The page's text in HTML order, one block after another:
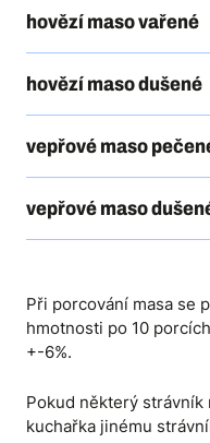
hovězí maso vařené
hovězí maso dušené
vepřové maso
vepřové maso
Při porcování masa se
hmotnosti po 10
+-6%.
Pokud některý
kuchařka jinému